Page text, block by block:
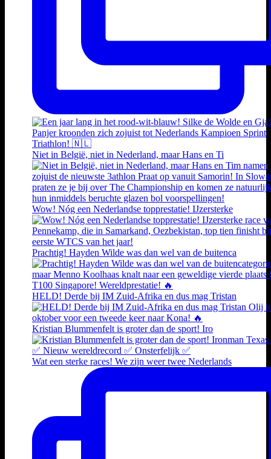
Niet in België, niet in Nederland, maar Hans en Ti
Wow! Nóg een Nederlandse topprestatie! IJzersterke
Prachtig! Hayden Wilde was dan wel van de buitenca
HELD! Derde bij IM Zuid-Afrika en dus mag Tristan
Kristian Blummenfelt is groter dan de sport! Iro
Wat een sterke races! We zijn weer twee Nederlands